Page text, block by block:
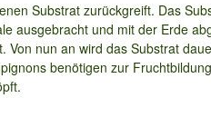
Substrat zurückgreift. Das
ausgebracht und mit der Erde
nun an wird das Substrat
benötigen zur